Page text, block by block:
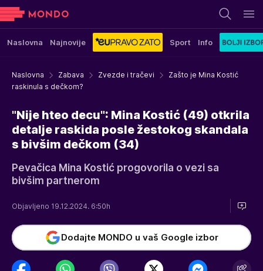
Naslovna Najnovije Sport Info
Naslovna Zabava Zvezde i tračevi
Zašto je Mina Kostić
raskinula s dečkom?
"Nije hteo decu": Mina Kostić (49) otkrila
detalje raskida posle žestokog skandala
s bivšim dečkom (34)
Pevačica Mina Kostić progovorila o vezi sa
bivšim partnerom
Objavljeno 19.12.2024. 6:50h
Dodajte MONDO u vaš Google izbor